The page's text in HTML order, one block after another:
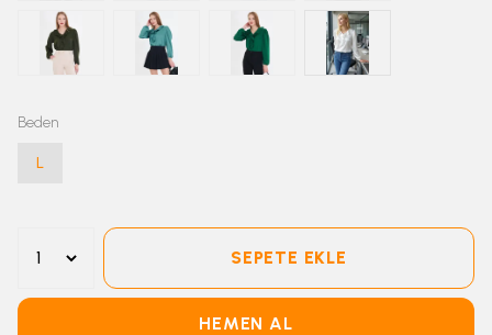
Beden
L
SEPETE EKLE
HEMEN AL